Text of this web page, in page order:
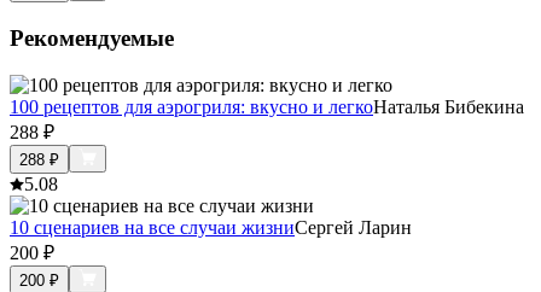
Рекомендуемые
100 рецептов для аэрогриля: вкусно и легкоНаталья Бибекина
288 ₽
288 ₽
5.08
10 сценариев на все случаи жизниСергей Ларин
200 ₽
200 ₽